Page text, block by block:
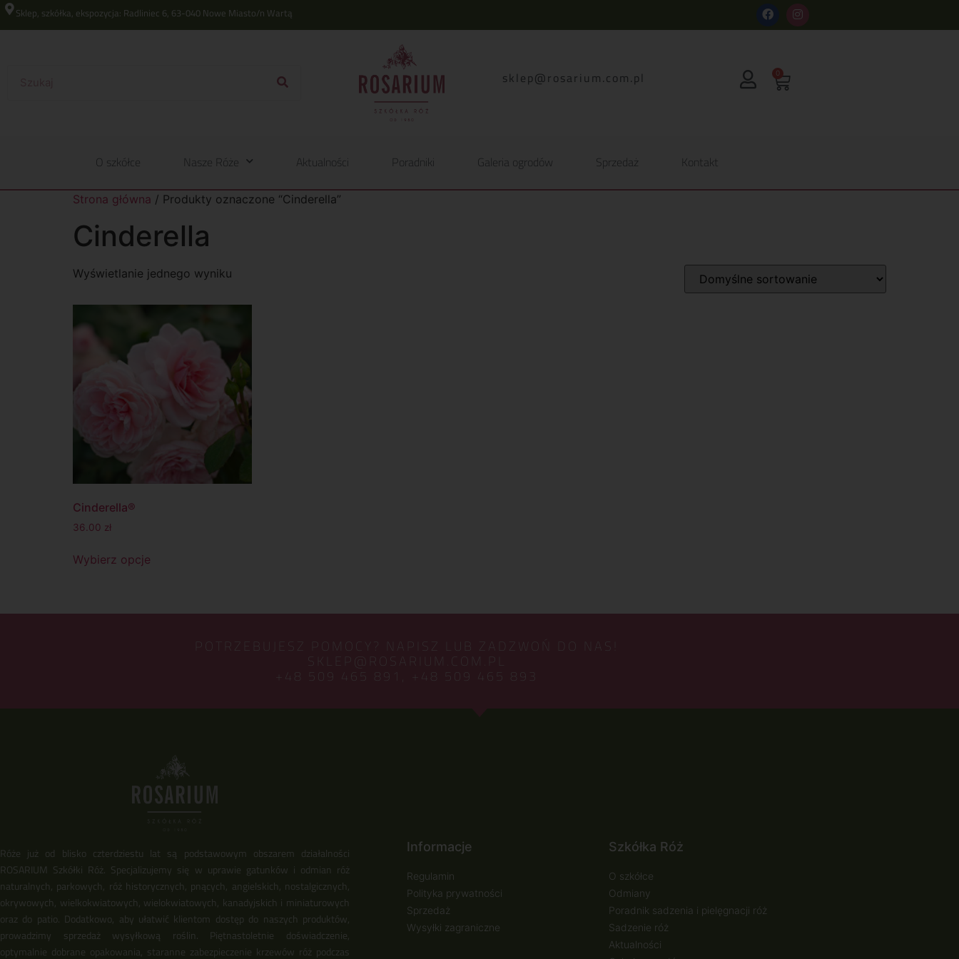
Sklep, szkółka, ekspozycja: Radliniec 6, 63-040 Nowe Miasto/n Wartą
lp.moc.muirasor@pelks 0
O szkółce Nasze Róże Aktualności Poradniki Galeria ogrodów Sprzedaż Kontakt
Strona główna / Produkty oznaczone “Cinderella”
Cinderella
Wyświetlanie jednego wyniku
Cinderella®
36.00 zł
Wybierz opcje
POTRZEBUJESZ POMOCY? NAPISZ LUB ZADZWOŃ DO NAS!
SKLEP@ROSARIUM.COM.PL
+48 509 465 891, +48 509 465 893
Róże już od blisko czterdziestu lat są podstawowym obszarem działalności
ROSARIUM Szkółki Róż. Specjalizujemy się w uprawie gatunków i odmian róż
naturalnych, parkowych, róż historycznych, pnących, angielskich, nostalgicznych,
okrywowych, wielkokwiatowych, wielokwiatowych, kanadyjskich i miniaturowych
oraz do patio. Dodatkowo, aby ułatwić klientom dostęp do naszych produktów,
prowadzimy sprzedaż wysyłkową roślin. Piętnastoletnie doświadczenie,
optymalnie dobrane opakowania, staranne zabezpieczenie krzewów róż podczas
Informacje
Regulamin
Polityka prywatności
Sprzedaż
Wysyłki zagraniczne
Szkółka Róż
O szkółce
Odmiany
Poradnik sadzenia i pielęgnacji róż
Sadzenie róż
Aktualności